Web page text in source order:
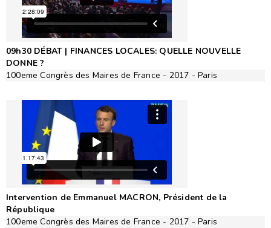
09h30 DÉBAT | FINANCES LOCALES: QUELLE NOUVELLE
DONNE ?
100eme Congrès des Maires de France - 2017 - Paris
Intervention de Emmanuel MACRON, Président de la
République
100eme Congrès des Maires de France - 2017 - Paris